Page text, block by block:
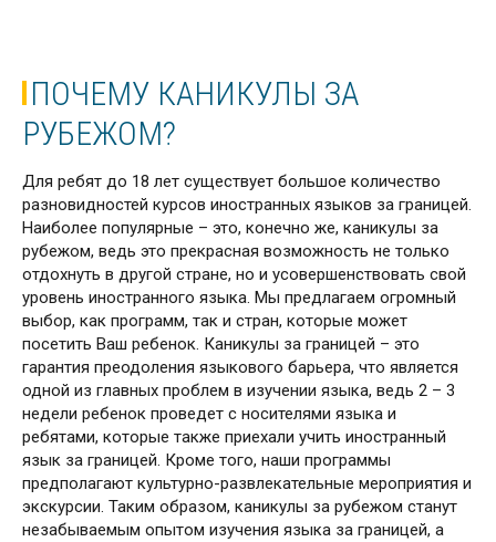
ПОЧЕМУ КАНИКУЛЫ ЗА
РУБЕЖОМ?
Для ребят до 18 лет существует большое количество
разновидностей курсов иностранных языков за границей.
Наиболее популярные – это, конечно же, каникулы за
рубежом, ведь это прекрасная возможность не только
отдохнуть в другой стране, но и усовершенствовать свой
уровень иностранного языка. Мы предлагаем огромный
выбор, как программ, так и стран, которые может
посетить Ваш ребенок. Каникулы за границей – это
гарантия преодоления языкового барьера, что является
одной из главных проблем в изучении языка, ведь 2 – 3
недели ребенок проведет с носителями языка и
ребятами, которые также приехали учить иностранный
язык за границей. Кроме того, наши программы
предполагают культурно-развлекательные мероприятия и
экскурсии. Таким образом, каникулы за рубежом станут
незабываемым опытом изучения языка за границей, а